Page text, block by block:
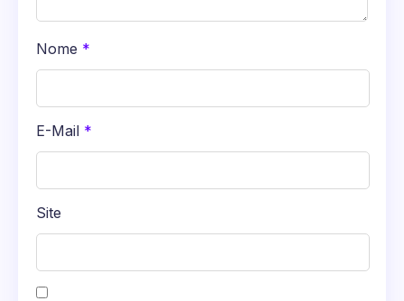
Nome *
E-Mail *
Site